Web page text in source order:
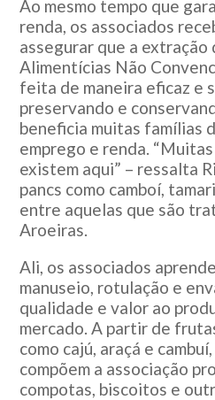
Ao mesmo tempo que
renda, os associados
assegurar que a extração
Alimentícias Não
feita de maneira eficaz e
preservando e
beneficia muitas famílias
emprego e renda.
existem aqui” – ressalta
pancs como camboí,
entre aquelas que são
Aroeiras.
Ali, os associados
manuseio, rotulação e
qualidade e valor ao
mercado. A partir de
como cajú, araçá e
compõem a associação
compotas, biscoitos e